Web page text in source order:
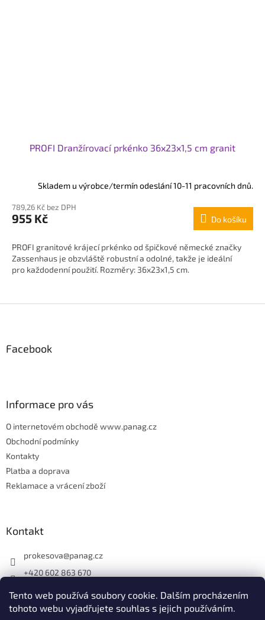
Tento web používá soubory cookie. Dalším procházením
tohoto webu vyjadřujete souhlas s jejich používáním.
PROFI Dranžírovací prkénko 36x23x1,5 cm granit
Skladem u výrobce/termín odeslání 10-11 pracovních dnů.
789,26 Kč bez DPH
955 Kč Do košíku
PROFI granitové krájecí prkénko od špičkové německé značky
Zassenhaus je obzvláště robustní a odolné, takže je ideální
pro každodenní použití. Rozměry: 36x23x1,5 cm.
p
aFacebook
Informace pro vás
O internetovém obchodě www.panag.cz
Obchodní podmínky
Kontakty
Platba a doprava
Reklamace a vrácení zboží
Kontakt
prokesova@panag.cz
+420 602 863 670